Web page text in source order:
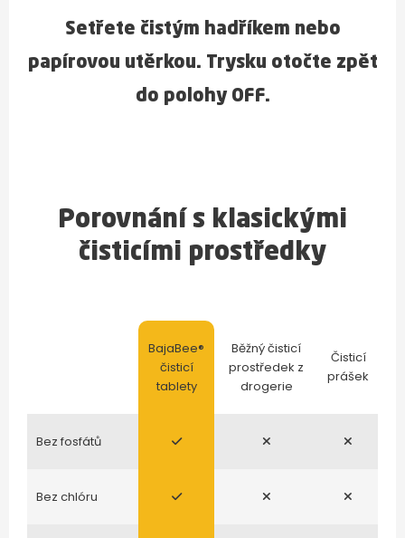
Setřete čistým hadříkem nebo
papírovou utěrkou. Trysku otočte zpět
do polohy OFF.
Porovnání s klasickými
čisticími prostředky
BajaBee®
čisticí
tablety
Běžný čisticí
prostředek z
drogerie
Čisticí
prášek
Bez fosfátů
Bez chlóru